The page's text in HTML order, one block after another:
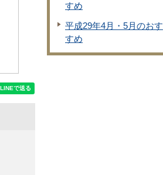
すめ
平成29年4月・5月のおす
すめ